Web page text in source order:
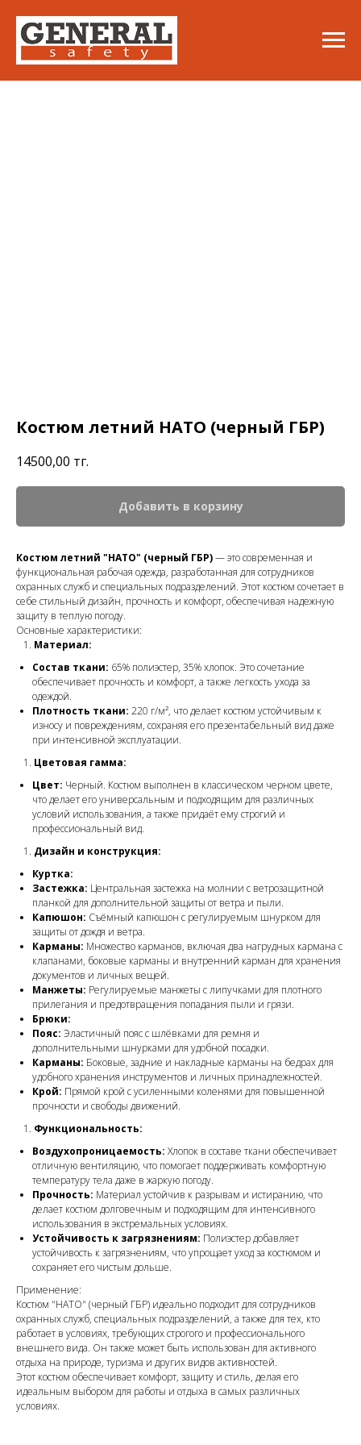
Костюм летний НАТО (черный ГБР)
14500,00 тг.
Добавить в корзину
Костюм летний "НАТО" (черный ГБР)— это современная и
функциональная рабочая одежда, разработанная для сотрудников
охранных служб и специальных подразделений. Этот костюм сочетает в
себе стильный дизайн, прочность и комфорт, обеспечивая надежную
защиту в теплую погоду.
Основные характеристики:
Материал:
Состав ткани: 65% полиэстер, 35% хлопок. Это сочетание
обеспечивает прочность и комфорт, а также легкость ухода за
одеждой.
Плотность ткани: 220 г/м², что делает костюм устойчивым к
износу и повреждениям, сохраняя его презентабельный вид даже
при интенсивной эксплуатации.
Цветовая гамма:
Цвет: Черный. Костюм выполнен в классическом черном цвете,
что делает его универсальным и подходящим для различных
условий использования, а также придаёт ему строгий и
профессиональный вид.
Дизайн и конструкция:
Куртка:
Застежка: Центральная застежка на молнии с ветрозащитной
планкой для дополнительной защиты от ветра и пыли.
Капюшон: Съёмный капюшон с регулируемым шнурком для
защиты от дождя и ветра.
Карманы: Множество карманов, включая два нагрудных кармана с
клапанами, боковые карманы и внутренний карман для хранения
документов и личных вещей.
Манжеты: Регулируемые манжеты с липучками для плотного
прилегания и предотвращения попадания пыли и грязи.
Брюки:
Пояс: Эластичный пояс с шлёвками для ремня и
дополнительными шнурками для удобной посадки.
Карманы: Боковые, задние и накладные карманы на бедрах для
удобного хранения инструментов и личных принадлежностей.
Крой: Прямой крой с усиленными коленями для повышенной
прочности и свободы движений.
Функциональность:
Воздухопроницаемость: Хлопок в составе ткани обеспечивает
отличную вентиляцию, что помогает поддерживать комфортную
температуру тела даже в жаркую погоду.
Прочность: Материал устойчив к разрывам и истиранию, что
делает костюм долговечным и подходящим для интенсивного
использования в экстремальных условиях.
Устойчивость к загрязнениям: Полиэстер добавляет
устойчивость к загрязнениям, что упрощает уход за костюмом и
сохраняет его чистым дольше.
Применение:
Костюм "НАТО" (черный ГБР) идеально подходит для сотрудников
охранных служб, специальных подразделений, а также для тех, кто
работает в условиях, требующих строгого и профессионального
внешнего вида. Он также может быть использован для активного
отдыха на природе, туризма и других видов активностей.
Этот костюм обеспечивает комфорт, защиту и стиль, делая его
идеальным выбором для работы и отдыха в самых различных
условиях.